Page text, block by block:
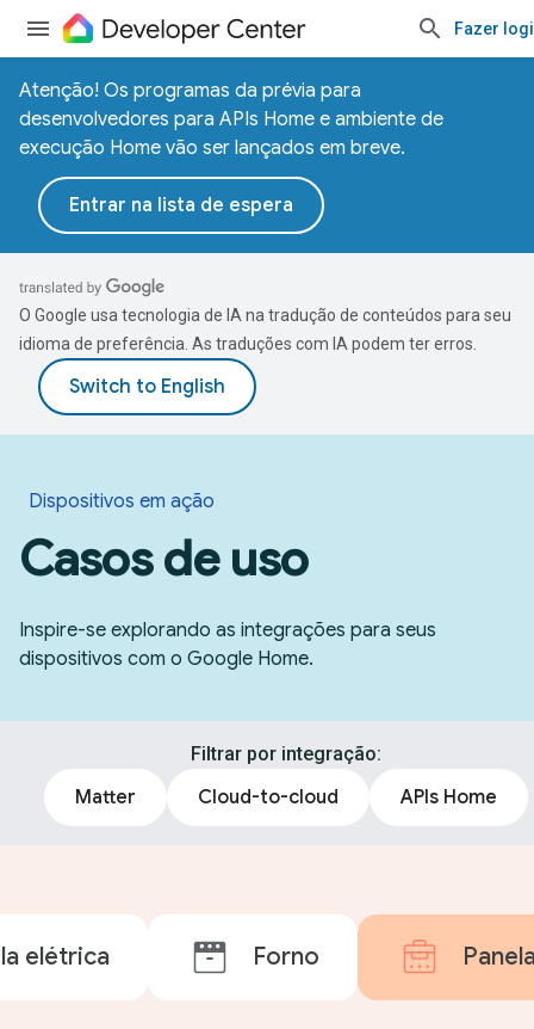
Fazer
Atenção! Os programas da prévia para
desenvolvedores para APIs Home e ambiente de
execução Home vão ser lançados em breve.
Entrar na lista de espera
O Google usa tecnologia de IA na tradução de conteúdos para seu
idioma de preferência. As traduções com IA podem ter erros.
Dispositivos em ação
Casos de uso
Inspire-se explorando as integrações para seus
dispositivos com o Google Home.